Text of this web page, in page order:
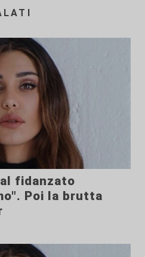
fidanzato
Poi la brutta